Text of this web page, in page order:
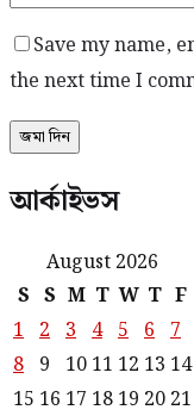
Save my name,
the next time I
আর্কাইভস
August 2026
S S M T W T F
1 2 3 4 5 6 7
8 9 10 11 12 13 14
15 16 17 18 19 20 21